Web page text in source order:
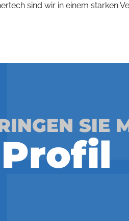
sind wir in einem starken
SIE